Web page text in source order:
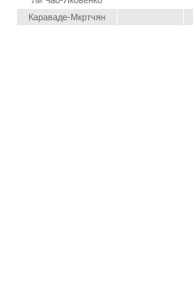
Караваде-Мкртчян